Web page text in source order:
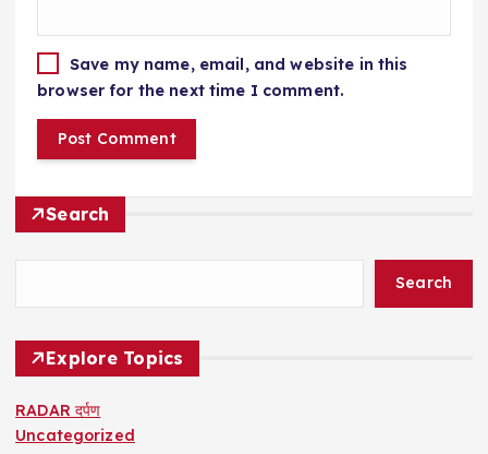
Save my name, email, and website in this
browser for the next time I comment.
Search
Search
Explore Topics
RADAR दर्पण
Uncategorized